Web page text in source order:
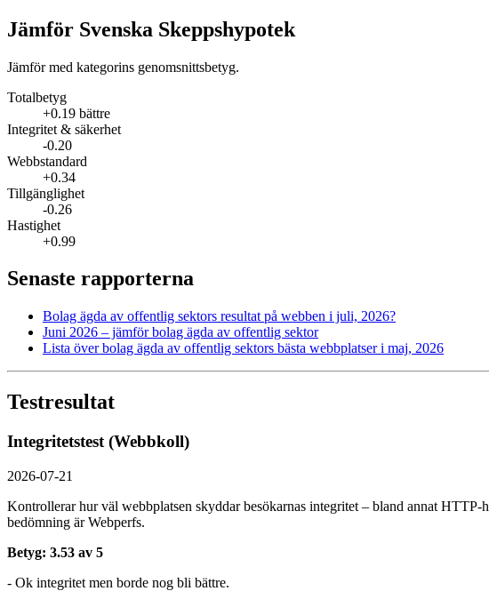
Jämför Svenska Skeppshypotek
Jämför med kategorins genomsnittsbetyg.
Totalbetyg
+0.19 bättre
Integritet & säkerhet
-0.20
Webbstandard
+0.34
Tillgänglighet
-0.26
Hastighet
+0.99
Senaste rapporterna
Bolag ägda av offentlig sektors resultat på webben i juli, 2026?
Juni 2026 – jämför bolag ägda av offentlig sektor
Lista över bolag ägda av offentlig sektors bästa webbplatser i maj, 2026
Testresultat
Integritetstest (Webbkoll)
2026-07-21
Kontrollerar hur väl webbplatsen skyddar besökarnas integritet – bland annat
bedömning är Webperfs.
Betyg: 3.53 av 5
- Ok integritet men borde nog bli bättre.